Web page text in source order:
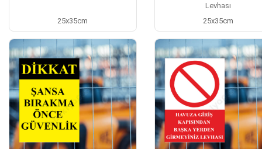
25x35cm
Levhası
25x35cm